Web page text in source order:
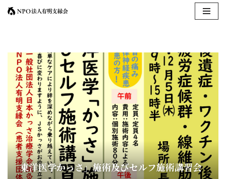
テ
東洋医学かっさ」施術及びセルフ施術講習会